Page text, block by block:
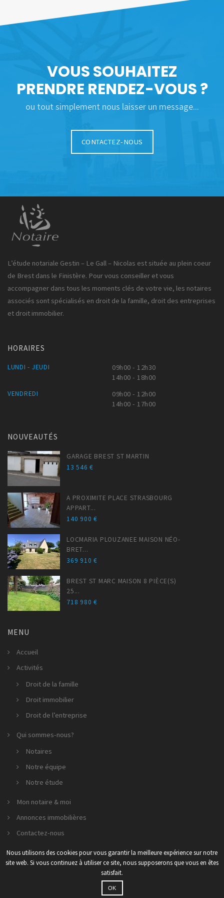
VOUS SOUHAITEZ
PRENDRE RENDEZ-VOUS ?
ou tout simplement nous laisser un message...
CONTACTEZ-NOUS
L’étude notariale Gestin – Le Gall – Nicolas est située au plein coeur
de Brest dans le Finistère. Pour vous conseiller et vous
accompagner dans tous les moments clés de votre vie, les notaires
associés sont spécialisés en droit de la famille, droit des entreprises
et droit immobilier.
HORAIRES
LUNDI - JEUDI
09h00 - 12h30
14h00 - 18h00
VENDREDI
09h00 - 12h00
14h00 - 17h00
NOUVEAUTÉS
GARAGE BREST ST MARTIN
13 546 €
A PROXIMITE PLACE STRASBOURG
APPART...
140 900 €
LOCMARIA PLOUZANEE MAISON NÉO-
BRET...
369 910 €
BREST ST MARC MAISON 8 PIÈCE(S)
25...
718 980 €
MENU
Accueil
Activités
Droit de la famille
Droit immobilier
Droit de l’entreprise
Qui sommes-nous?
Notaires
Notre équipe
Notre étude
Mon notaire & moi
Annonces immobilières
Contactez-nous
2026 SCP GESTIN - LE GALL - NICOLAS & ASSOCIÉS
Nous utilisons des cookies pour vous garantir la meilleure expérience sur notre
site web. Si vous continuez à utiliser ce site, nous supposerons que vous en êtes
satisfait.
OK